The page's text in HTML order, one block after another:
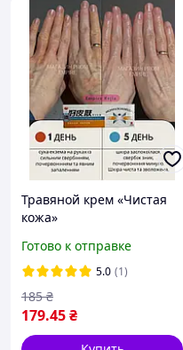
Травяной крем «Чистая
кожа»
против псориаза, экземы.
Лечение дерматита без
гормональных
препаратов. Экзема ле
Готово к отправке
5.0 (1)
179.45₴
185 ₴